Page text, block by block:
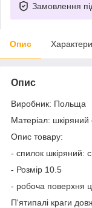
Замовлення
Опис
Опис
Виробник: Польща
Матеріал: шкіряний
Опис товару:
- спилок шкіряний:
- Розмір 10.5
- робоча поверхня
П'ятипалі краги